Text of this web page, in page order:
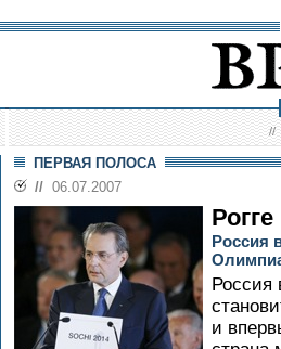
//
ПЕРВАЯ ПОЛОСА
// 06.07.2007
Россия
Россия
и